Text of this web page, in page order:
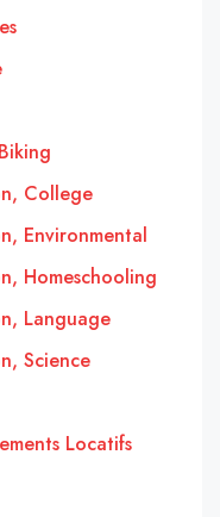
College
Environmental
Homeschooling
Language
Science
Locatifs